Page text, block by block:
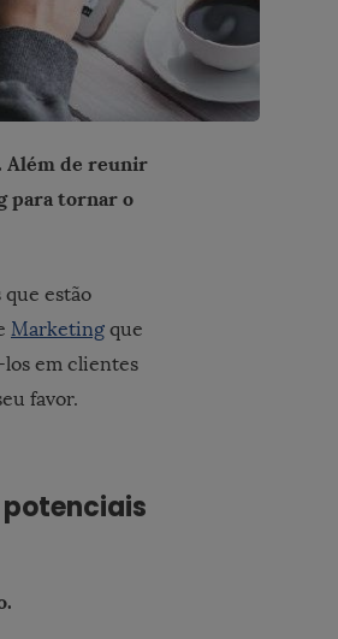
de reunir
para tornar o
estão
Marketing que
em clientes
favor.
.